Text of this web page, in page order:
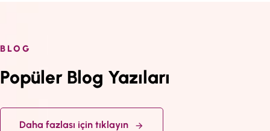
BLOG
Popüler Blog Yazıları
Daha fazlası için tıklayın